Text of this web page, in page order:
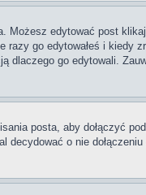
Możesz edytować post
go edytowałeś i kiedy
dlaczego go edytowali.
posta, aby dołączyć
decydować o nie